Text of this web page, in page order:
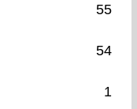
55
54
1